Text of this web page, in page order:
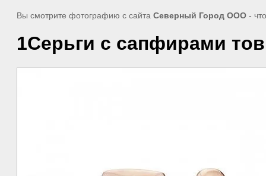
Вы смотрите фотографию с сайта Северный Город ООО -
1Серьги с сапфирами